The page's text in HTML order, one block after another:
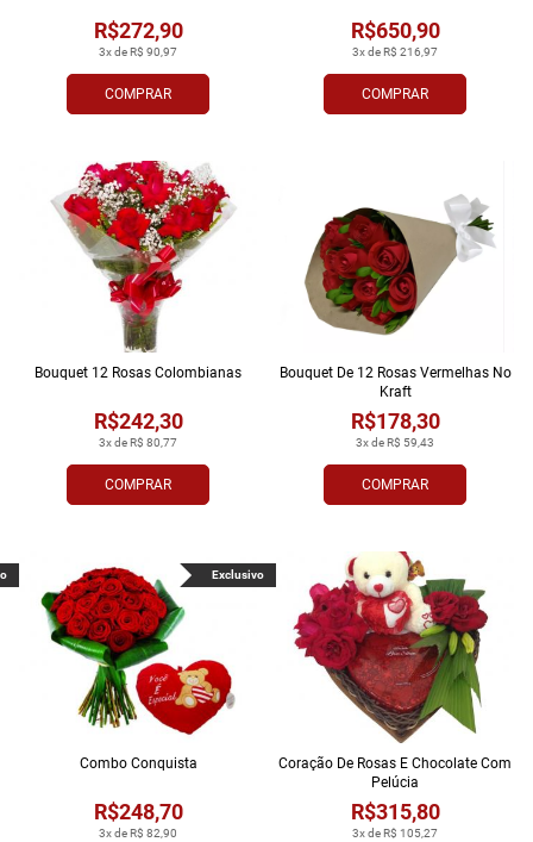
COMPRAR
3x de R$ 90,97
R$272,90
COMPRAR
3x de R$ 216,97
R$650,90
COMPRAR
3x de R$ 80,77
R$242,30
Bouquet 12 Rosas Colombianas
COMPRAR
3x de R$ 59,43
R$178,30
Bouquet De 12 Rosas Vermelhas No
Kraft
3x de R$ 82,90
R$248,70
Combo Conquista
Exclusivo
3x de R$ 105,27
R$315,80
Coração De Rosas E Chocolate Com
Pelúcia